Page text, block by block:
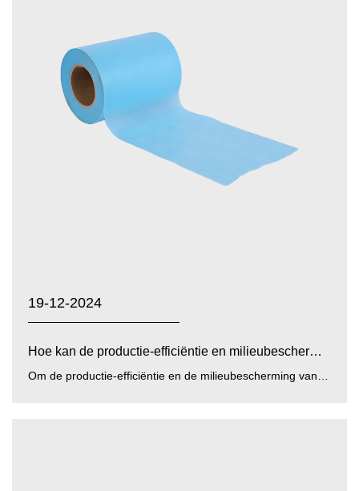
19-12-2024
Hoe kan de productie-efficiëntie en milieubescherming v...